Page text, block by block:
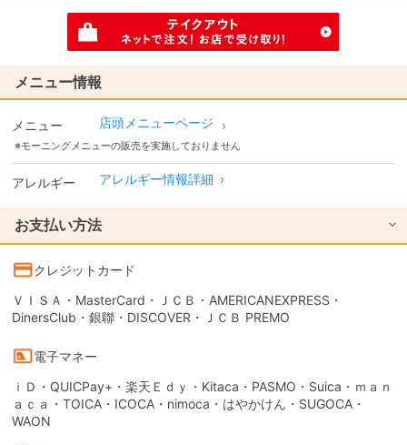
メニュー情報
メニュー 店頭メニューページ
※モーニングメニューの販売を実施しておりません
アレルギー アレルギー情報詳細 ›
お支払い方法
クレジットカード
ＶＩＳＡ・MasterCard・ＪＣＢ・AMERICANEXPRESS・
DinersClub・銀聯・DISCOVER・ＪＣＢ PREMO
電子マネー
ｉＤ・QUICPay+・楽天Ｅｄｙ・Kitaca・PASMO・Suica・ｍａｎ
ａｃａ・TOICA・ICOCA・nimoca・はやかけん・SUGOCA・
WAON